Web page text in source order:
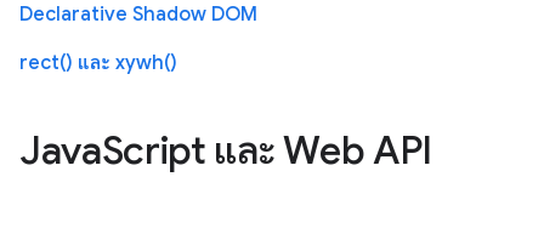
Declarative Shadow DOM
rect() และ xywh()
JavaScript และ Web API